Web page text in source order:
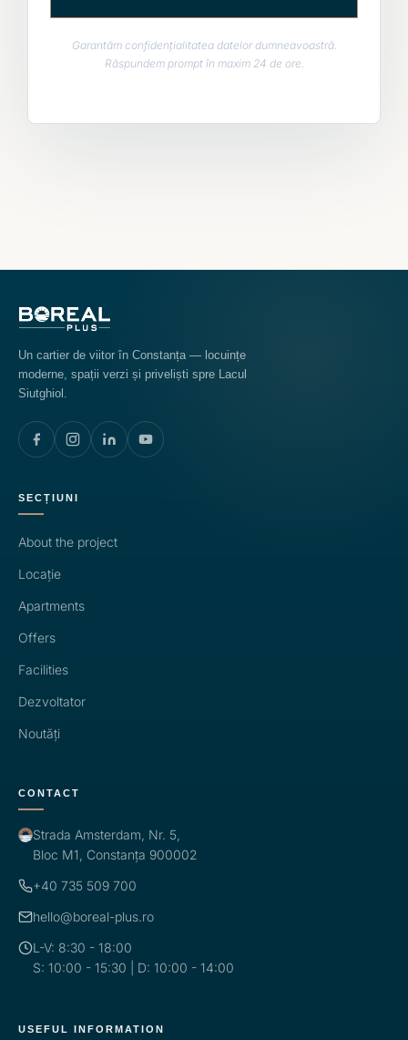
Garantăm confidențialitatea datelor dumneavoastră.
Răspundem prompt în maxim 24 de ore.
Un cartier de viitor în Constanța — locuințe
moderne, spații verzi și priveliști spre Lacul
Siutghiol.
SECȚIUNI
About the project
Locație
Apartments
Offers
Facilities
Dezvoltator
Noutăți
CONTACT
Strada Amsterdam, Nr. 5,
Bloc M1, Constanța 900002
+40 735 509 700
hello@boreal-plus.ro
L-V: 8:30 - 18:00
S: 10:00 - 15:30 | D: 10:00 - 14:00
USEFUL INFORMATION